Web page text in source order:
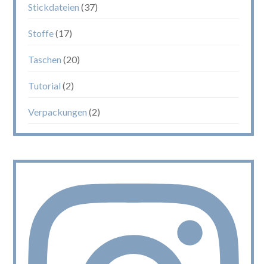
Stickdateien (37)
Stoffe(17)
Taschen (20)
Tutorial (2)
Verpackungen (2)